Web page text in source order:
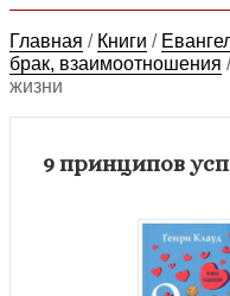
Главная / Книги /
брак, взаимоотношения
жизни
9 принципов